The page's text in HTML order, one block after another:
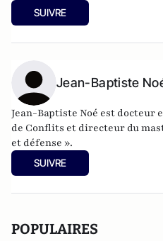
sujet font autorité, notamment
qui fut un succès mondial. Il a
SUIVRE
Jean-Baptiste
Jean-Baptiste Noé est
de Conflits et directeur du
et défense ».
SUIVRE
POPULAIRES